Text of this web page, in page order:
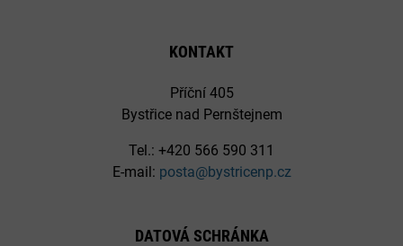
KONTAKT
Příční 405
Bystřice nad Pernštejnem
Tel.: +420 566 590 311
E-mail: posta@bystricenp.cz
DATOVÁ SCHRÁNKA